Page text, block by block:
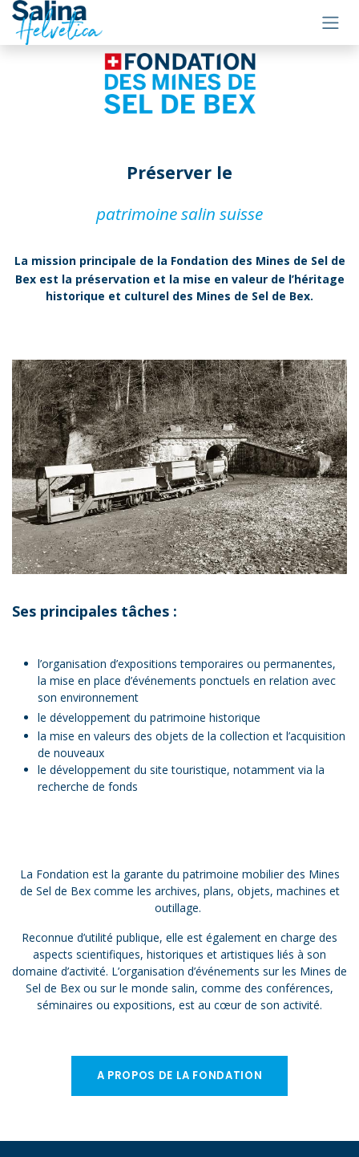
Se rendre au contenu
Préserver le
patrimoine salin suisse
La mission principale de la Fondation des Mines de Sel de
Bex est la préservation et la mise en valeur de l’héritage
historique et culturel des Mines de Sel de Bex.
Ses principales tâches :
l’organisation d’expositions temporaires ou permanentes,
la mise en place d’événements ponctuels en relation avec
son environnement
le développement du patrimoine historique
la mise en valeurs des objets de la collection et l’acquisition
de nouveaux
le développement du site touristique, notamment via la
recherche de fonds
La Fondation est la garante du patrimoine mobilier des Mines
de Sel de Bex comme les archives, plans, objets, machines et
outillage. ​
Reconnue d’utilité publique, elle est également en charge des
aspects scientifiques, historiques et artistiques liés à son
domaine d’activité. L’organisation d’événements sur les Mines de
Sel de Bex ou sur le monde salin, comme des conférences,
séminaires ou expositions, est au cœur de son activité.
A PROPOS DE LA FONDATION